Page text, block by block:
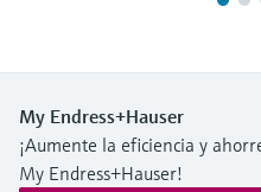
My Endress+Hauser
¡Aumente la eficiencia y
My Endress+Hauser!